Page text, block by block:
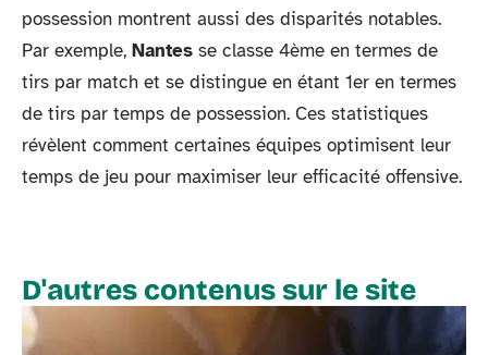
possession montrent aussi des disparités notables.
Par exemple, Nantes se classe 4ème en termes de
tirs par match et se distingue en étant 1er en termes
de tirs par temps de possession. Ces statistiques
révèlent comment certaines équipes optimisent leur
temps de jeu pour maximiser leur efficacité offensive.
D'autres contenus sur le site